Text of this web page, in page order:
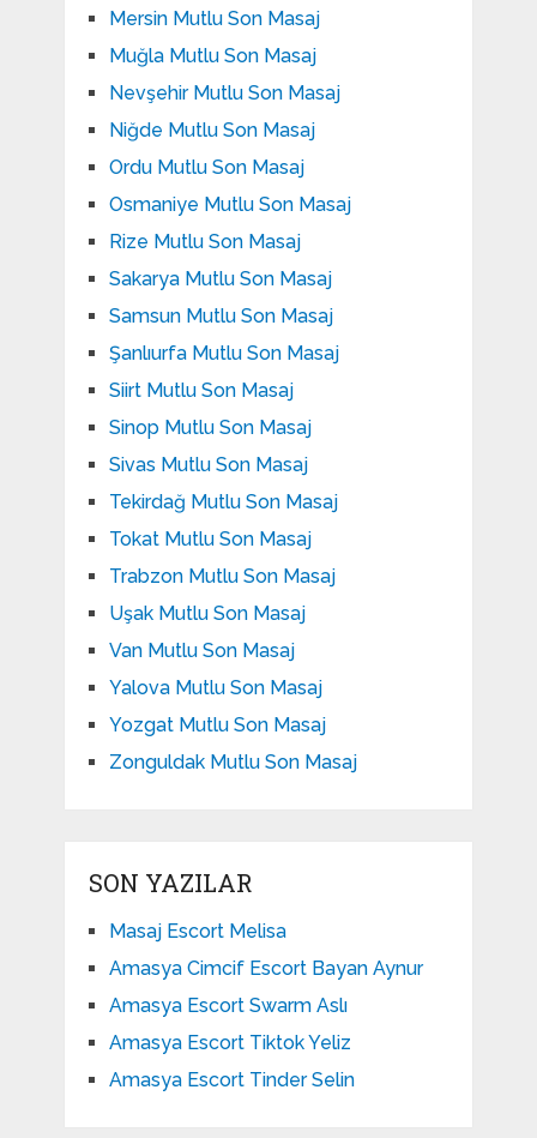
Mersin Mutlu Son Masaj
Muğla Mutlu Son Masaj
Nevşehir Mutlu Son Masaj
Niğde Mutlu Son Masaj
Ordu Mutlu Son Masaj
Osmaniye Mutlu Son Masaj
Rize Mutlu Son Masaj
Sakarya Mutlu Son Masaj
Samsun Mutlu Son Masaj
Şanlıurfa Mutlu Son Masaj
Siirt Mutlu Son Masaj
Sinop Mutlu Son Masaj
Sivas Mutlu Son Masaj
Tekirdağ Mutlu Son Masaj
Tokat Mutlu Son Masaj
Trabzon Mutlu Son Masaj
Uşak Mutlu Son Masaj
Van Mutlu Son Masaj
Yalova Mutlu Son Masaj
Yozgat Mutlu Son Masaj
Zonguldak Mutlu Son Masaj
SON YAZILAR
Masaj Escort Melisa
Amasya Cimcif Escort Bayan Aynur
Amasya Escort Swarm Aslı
Amasya Escort Tiktok Yeliz
Amasya Escort Tinder Selin